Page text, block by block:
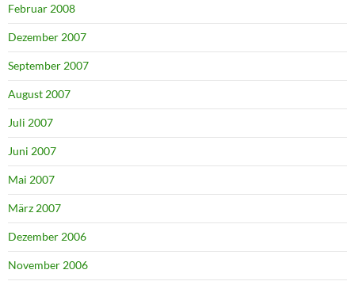
Februar 2008
Dezember 2007
September 2007
August 2007
Juli 2007
Juni 2007
Mai 2007
März 2007
Dezember 2006
November 2006